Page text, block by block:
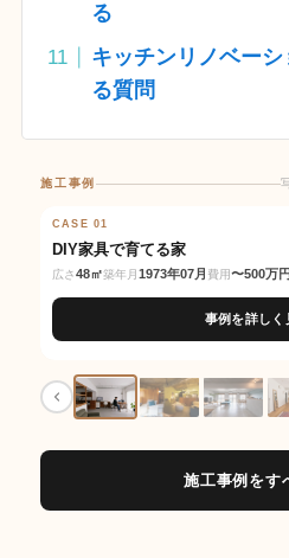
る
キッチンリノベー
る質問
施工事例
BEFORE
写真の上で指を動かし
CASE 01
DIY家具で育てる家
広さ48㎡築年月 1973年07月 費用〜500万円
事例を詳しく
施工事例をす